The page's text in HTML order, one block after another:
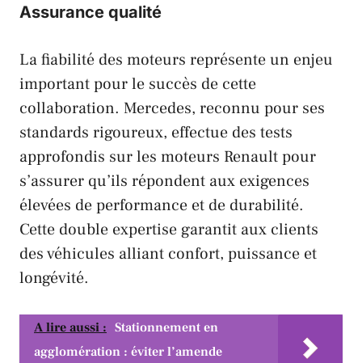
Assurance qualité
La fiabilité des moteurs représente un enjeu
important pour le succès de cette
collaboration. Mercedes, reconnu pour ses
standards rigoureux, effectue des tests
approfondis sur les moteurs Renaultpour
s’assurer qu’ils répondent aux exigences
élevées de performance et de durabilité.
Cette double expertise garantit aux clients
des véhicules alliant confort, puissance et
longévité.
A lire aussi : Stationnement en
agglomération : éviter l’amende